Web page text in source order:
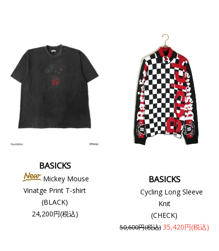
BASICKS
Mickey Mouse
Vinatge Print T-shirt
(BLACK)
24,200円(税込)
BASICKS
Cycling Long Sleeve
Knit
(CHECK)
50,600円(税込) 35,420円(税込)